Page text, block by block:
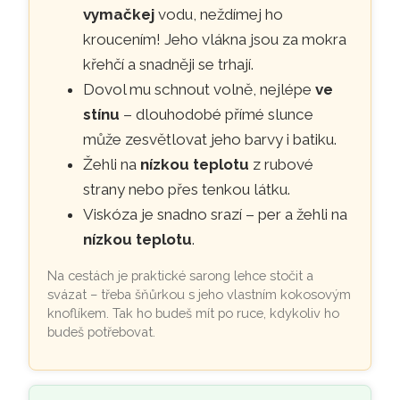
vymačkej vodu, neždímej ho
kroucením! Jeho vlákna jsou za mokra
křehčí a snadněji se trhají.
Dovol mu schnout volně, nejlépeve
stínu – dlouhodobé přímé slunce
může zesvětlovat jeho barvy i batiku.
Žehli na nízkou teplotu z rubové
strany nebo přes tenkou látku.
Viskóza je snadno srazí – per a žehli na
nízkou teplotu.
Na cestách je praktické sarong lehce stočit a
svázat – třeba šňůrkou s jeho vlastním kokosovým
knoflíkem. Tak ho budeš mít po ruce, kdykoliv ho
budeš potřebovat.